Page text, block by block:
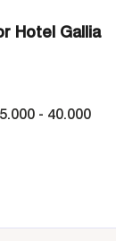
Hotel Gallia
- 40.000